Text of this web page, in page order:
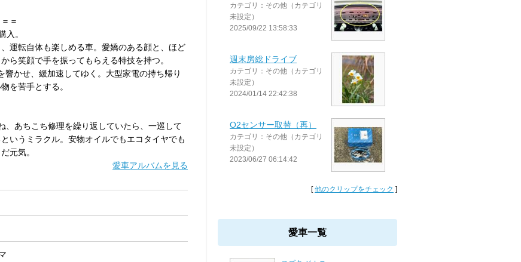
＝
入。
運転自体も楽しめる車。愛嬌のある顔と、ほど
ら笑顔で手を振ってもらえる特技を持つ。
かせ、緩加速してゆく。大型家電の持ち帰り
を苦手とする。
、あちこち修理を繰り返していたら、一巡して
いうミラクル。安物オイルでもエコタイヤでも
元気。
愛車アルバムを見る
カテゴリ：その他（カテゴリ
未設定）
2025/09/22 13:58:33
週末房総ドライブ
カテゴリ：その他（カテゴリ
未設定）
2024/01/14 22:42:38
O2センサー取替（再）
カテゴリ：その他（カテゴリ
未設定）
2023/06/27 06:14:42
[他のクリップをチェック ]
愛車一覧